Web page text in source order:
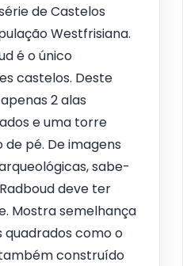
de Castelos
Westfrisiana.
é o único
castelos. Deste
2 alas
e uma torre
pé. De imagens
sabe-
deve ter
Mostra semelhança
como o
construído